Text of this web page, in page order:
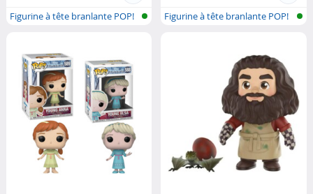
Figurine à tête branlante POP!
Figurine à tête branlante POP!